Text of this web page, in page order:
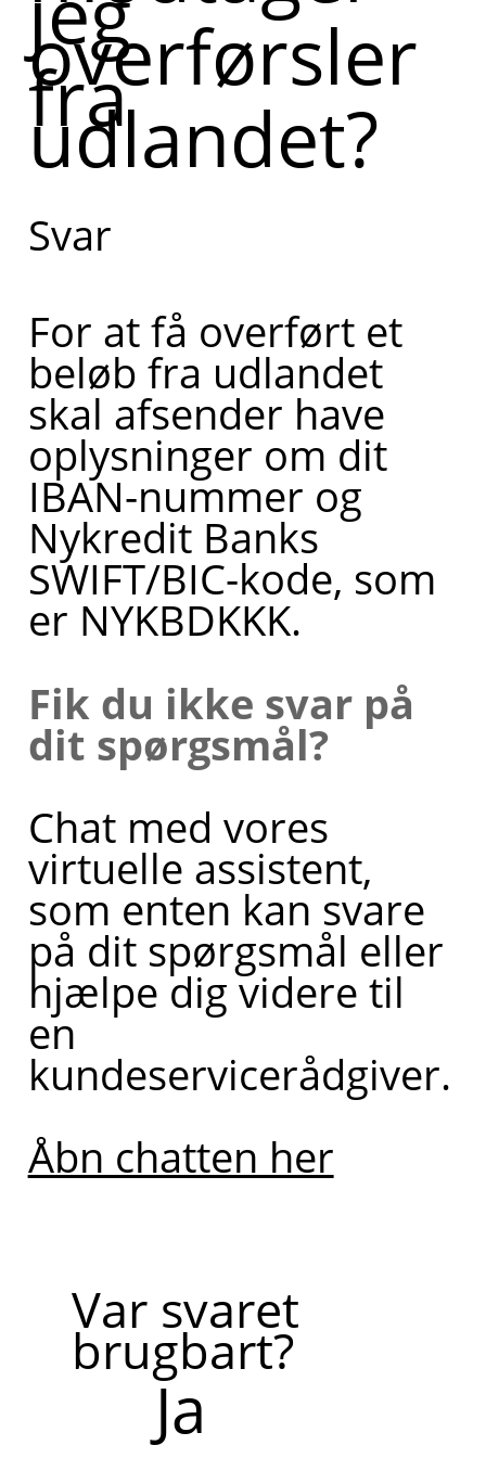
overførsler
fra
udlandet?
Svar
For at få overført et
beløb fra udlandet
skal afsender have
oplysninger om dit
IBAN-nummer og
Nykredit Banks
SWIFT/BIC-kode, som
er NYKBDKKK.
Fik du ikke svar på
dit spørgsmål?
Chat med vores
virtuelle assistent,
som enten kan svare
på dit spørgsmål eller
hjælpe dig videre til
en
kundeservicerådgiver.
Åbn chatten her
Var svaret
brugbart?
Ja
om,
hvordan
modtager
fra
Kan du
fortælle
lidt mere
om, hvad
du har
brug for
hjælp til?
ønsker,
kan jeg
sætte dig
i kontakt
med en
af mine
kollegaer,
så du kan
blive
ringet op.
op af
kollega